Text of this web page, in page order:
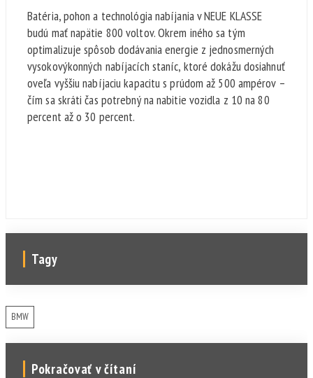
Batéria, pohon a technológia nabíjania v NEUE KLASSE
budú mať napätie 800 voltov. Okrem iného sa tým
optimalizuje spôsob dodávania energie z jednosmerných
vysokovýkonných nabíjacích staníc, ktoré dokážu dosiahnuť
oveľa vyššiu nabíjaciu kapacitu s prúdom až 500 ampérov –
čím sa skráti čas potrebný na nabitie vozidla z 10 na 80
percent až o 30 percent.
Tagy
BMW
Pokračovať v čítaní